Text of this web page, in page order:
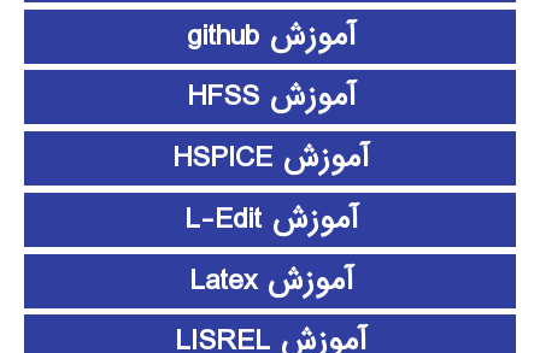
آموزش github
آموزش HFSS
آموزش HSPICE
آموزش L-Edit
آموزش Latex
آموزش LISREL